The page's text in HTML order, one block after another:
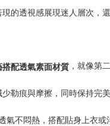
現的透視感展現迷人層次，
配透氣素面材質，就像第
少勒痕與摩擦，同時保持完
氣不悶熱，搭配貼身上衣或